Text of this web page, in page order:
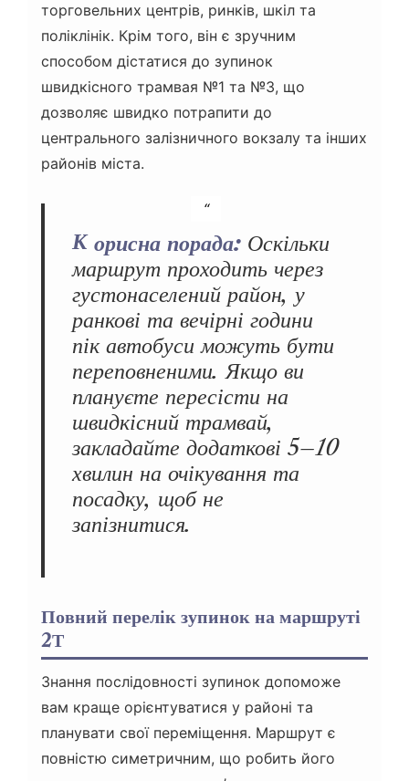
торговельних центрів, ринків, шкіл та
поліклінік. Крім того, він є зручним
способом дістатися до зупинок
швидкісного трамвая №1 та №3, що
дозволяє швидко потрапити до
центрального залізничного вокзалу та інших
районів міста.
Корисна порада: Оскільки
маршрут проходить через
густонаселений район, у
ранкові та вечірні години
пік автобуси можуть бути
переповненими. Якщо ви
плануєте пересісти на
швидкісний трамвай,
закладайте додаткові 5–10
хвилин на очікування та
посадку, щоб не
запізнитися.
Повний перелік зупинок на маршруті
2Т
Знання послідовності зупинок допоможе
вам краще орієнтуватися у районі та
планувати свої переміщення. Маршрут є
повністю симетричним, що робить його